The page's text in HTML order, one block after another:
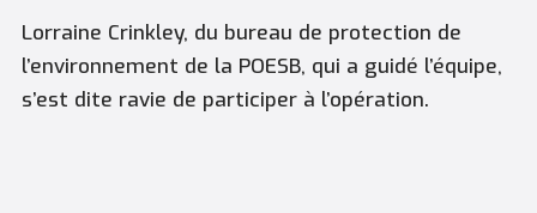
Lorraine Crinkley, du bureau de protection de
l’environnement de la POESB, qui a guidé l’équipe,
s’est dite ravie de participer à l’opération.